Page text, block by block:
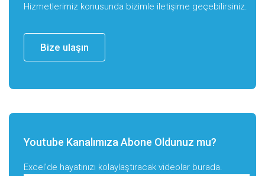
Hizmetlerimiz konusunda bizimle iletişime geçebilirsiniz.
Bize ulaşın
Youtube Kanalımıza Abone Oldunuz mu?
Excel'de hayatınızı kolaylaştıracak videolar burada.